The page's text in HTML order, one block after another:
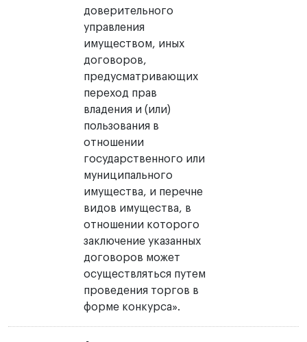
доверительного
управления
имуществом, иных
договоров,
предусматривающих
переход прав
владения и (или)
пользования в
отношении
государственного или
муниципального
имущества, и перечне
видов имущества, в
отношении которого
заключение указанных
договоров может
осуществляться путем
проведения торгов в
форме конкурса».